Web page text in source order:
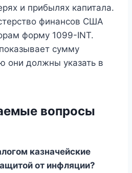
и прибылях капитала.
финансов США
форму 1099-INT.
сумму
они должны указать в
вопросы
казначейские
от инфляции?